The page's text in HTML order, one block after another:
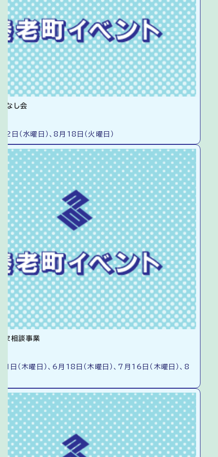
なし会
（水曜日）、8月18日（火曜日）
家相談事業
（木曜日）、6月18日（木曜日）、7月16日（木曜日）、8